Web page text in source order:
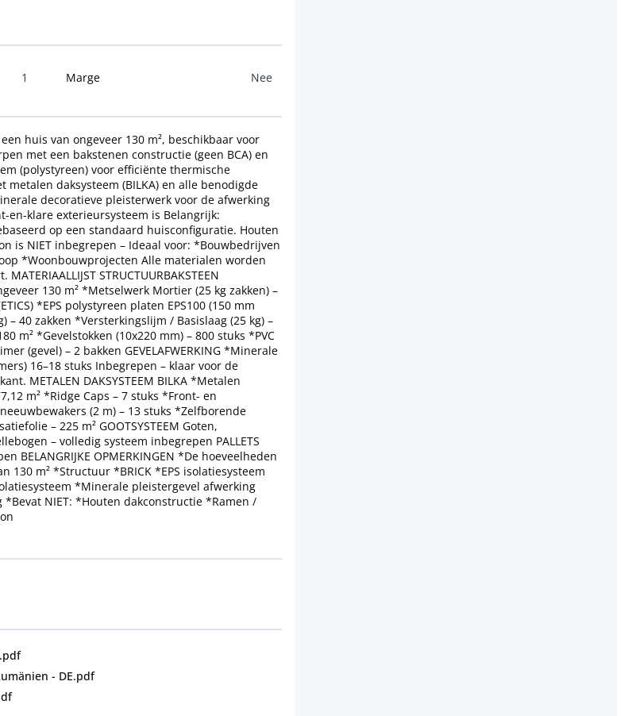
1 Marge Nee
huis van ongeveer 130 m², beschikbaar voor
met een bakstenen constructie (geen BCA) en
(polystyreen) voor efficiënte thermische
metalen daksysteem (BILKA) en alle benodigde
decoratieve pleisterwerk voor de afwerking
en-klare exterieursysteem is Belangrijk:
op een standaard huisconfiguratie. Houten
is NIET inbegrepen – Ideaal voor: *Bouwbedrijven
*Woonbouwprojecten Alle materialen worden
STRUCTUURBAKSTEEN
130 m² *Metselwerk Mortier (25 kg zakken) –
*EPS polystyreen platen EPS100 (150 mm
– 40 zakken *Versterkingslijm / Basislaag (25 kg) –
m² *Gevelstokken (10x220 mm) – 800 stuks *PVC
(gevel) – 2 bakken GEVELAFWERKING *Minerale
16–18 stuks Inbegrepen – klaar voor de
METALEN DAKSYSTEEM BILKA *Metalen
m² *Ridge Caps – 7 stuks *Front- en
(2 m) – 13 stuks *Zelfborende
– 225 m² GOOTSYSTEEM Goten,
– volledig systeem inbegrepen PALLETS
BELANGRIJKE OPMERKINGEN *De hoeveelheden
130 m² *Structuur *BRICK *EPS isolatiesysteem
*Minerale pleistergevel afwerking
NIET: *Houten dakconstructie *Ramen /
- DE.pdf